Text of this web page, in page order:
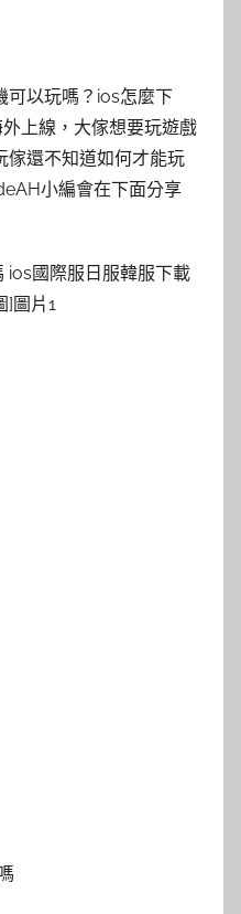
可以玩嗎？ios怎麼下
上線，大傢想要玩遊戲
傢還不知道如何才能玩
小編會在下面分享